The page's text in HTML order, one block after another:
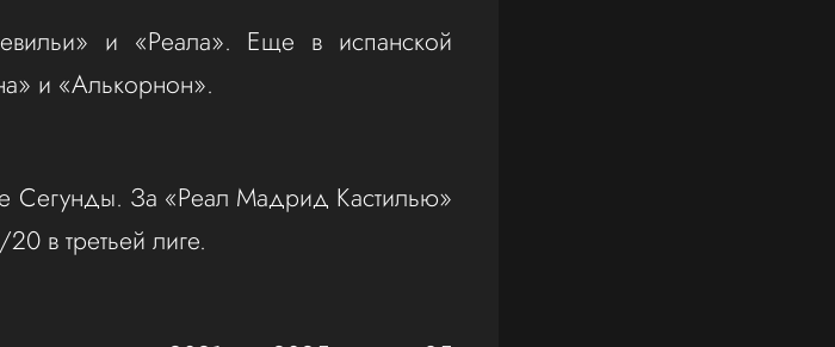
и «Реала». Еще в испанской
и «Алькорнон».
Сегунды. За «Реал Мадрид Кастилью»
в третьей лиге.